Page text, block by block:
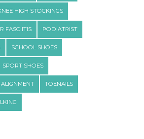
HIGH STOCKINGS
FASCIITIS PODIATRIST
SCHOOL SHOES
SPORT SHOES
TOENAILS